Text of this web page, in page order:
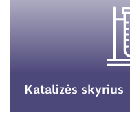
Katalizės skyrius